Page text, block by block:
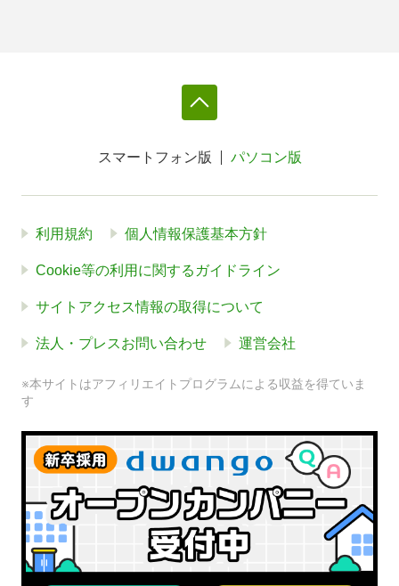
スマートフォン版 パソコン版
利用規約 個人情報保護基本方針
Cookie等の利用に関するガイドライン
サイトアクセス情報の取得について
法人・プレスお問い合わせ 運営会社
※本サイトはアフィリエイトプログラムによる収益を得ていま
す